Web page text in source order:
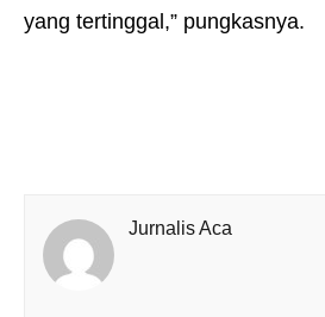
yang tertinggal,” pungkasnya.
Jurnalis Aca